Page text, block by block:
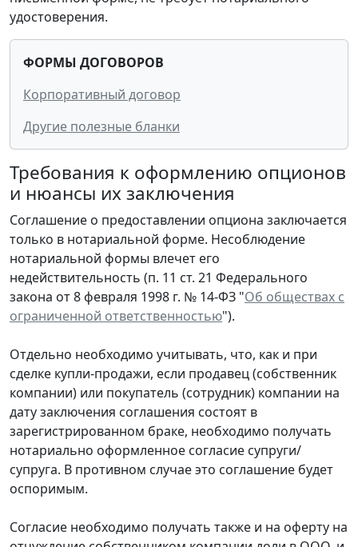
удостоверения.
ФОРМЫ ДОГОВОРОВ
Корпоративный договор
Другие полезные бланки
Требования к оформлению опционов
и нюансы их заключения
Соглашение о предоставлении опциона заключается
только в нотариальной форме. Несоблюдение
нотариальной формы влечет его
недействительность (п. 11 ст. 21 Федерального
закона от 8 февраля 1998 г. № 14-ФЗ "Об обществах с
ограниченной ответственностью").
Отдельно необходимо учитывать, что, как и при
сделке купли-продажи, если продавец (собственник
компании) или покупатель (сотрудник) компании на
дату заключения соглашения состоят в
зарегистрированном браке, необходимо получать
нотариально оформленное согласие супруги/
супруга. В противном случае это соглашение будет
оспоримым.
Согласие необходимо получать также и на оферту на